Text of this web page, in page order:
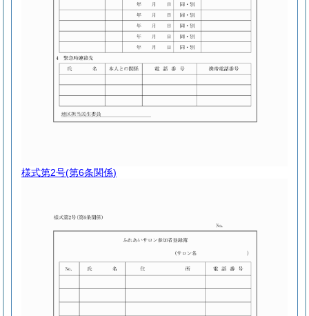
様式第2号(第6条関係)